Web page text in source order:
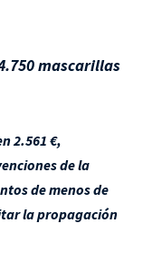
mascarillas
2.561 €,
de la
de menos de
la propagación